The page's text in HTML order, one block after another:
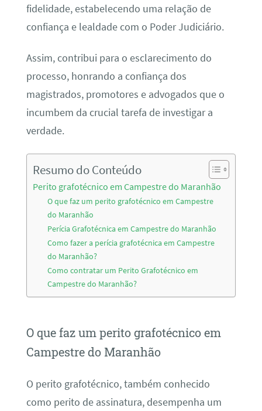
fidelidade, estabelecendo uma relação de
confiança e lealdade com o Poder Judiciário.
Assim, contribui para o esclarecimento do
processo, honrando a confiança dos
magistrados, promotores e advogados que o
incumbem da crucial tarefa de investigar a
verdade.
Resumo do Conteúdo
Perito grafotécnico em Campestre do Maranhão
O que faz um perito grafotécnico em Campestre
do Maranhão
Perícia Grafotécnica em Campestre do Maranhão
Como fazer a perícia grafotécnica em Campestre
do Maranhão?
Como contratar um Perito Grafotécnico em
Campestre do Maranhão?
O que faz um perito grafotécnico em
Campestre do Maranhão
O perito grafotécnico, também conhecido
como perito de assinatura, desempenha um